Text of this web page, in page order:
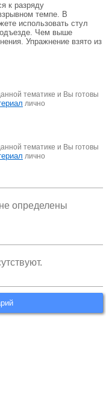
к разряду
темпе. В
использовать стул
Чем выше
Упражнение взято из
тематике и Вы готовы
лично
тематике и Вы готовы
лично
определены